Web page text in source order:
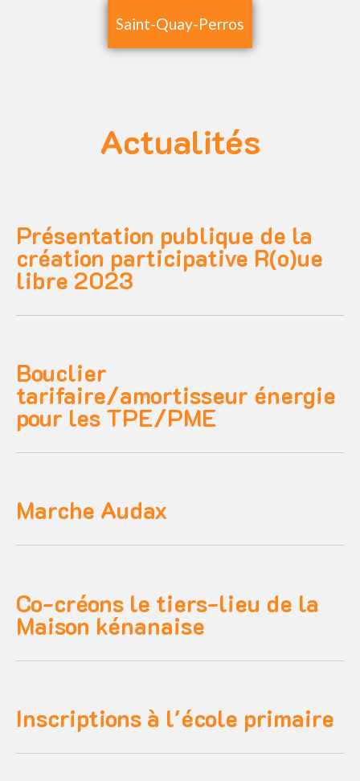
Saint-Quay-Perros
Actualités
Présentation publique de la
création participative R(o)ue
libre 2023
Bouclier
tarifaire/amortisseur énergie
pour les TPE/PME
Marche Audax
Co-créons le tiers-lieu de la
Maison kénanaise
Inscriptions à l'école primaire